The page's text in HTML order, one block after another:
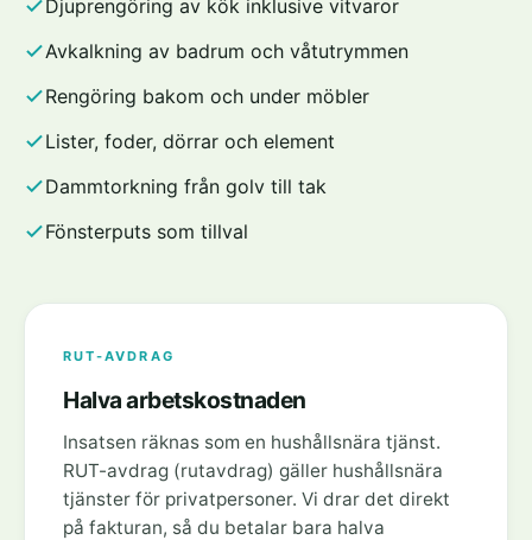
Djuprengöring av kök inklusive vitvaror
Avkalkning av badrum och våtutrymmen
Rengöring bakom och under möbler
Lister, foder, dörrar och element
Dammtorkning från golv till tak
Fönsterputs som tillval
RUT-AVDRAG
Halva arbetskostnaden
Insatsen räknas som en hushållsnära tjänst.
RUT-avdrag (rutavdrag) gäller hushållsnära
tjänster för privatpersoner. Vi drar det direkt
på fakturan, så du betalar bara halva